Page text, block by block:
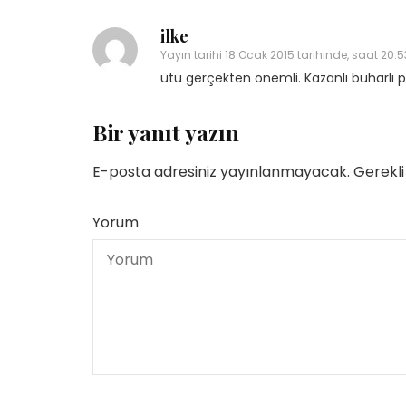
ilke
Yayın tarihi 18 Ocak 2015 tarihinde, saat
ütü gerçekten onemli. Kazanlı buharlı
Bir yanıt yazın
E-posta adresiniz yayınlanmayacak.
Yorum
Kadınlar
Organizasyon
Yetenekli Kadınlar
@nilatasarimatolyesi,